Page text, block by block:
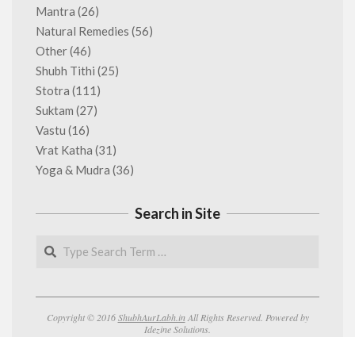
Mantra (26)
Natural Remedies (56)
Other(46)
Shubh Tithi (25)
Stotra (111)
Suktam (27)
Vastu (16)
Vrat Katha (31)
Yoga & Mudra (36)
Search in Site
Search
Copyright © 2016ShubhAurLabh.in All Rights Reserved. Powered by
Idezine Solutions.